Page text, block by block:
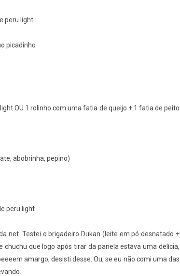
peru light
picadinho
OU 1 rolinho com uma fatia de queijo + 1 fatia de peito
abobrinha, pepino)
peru light
net. Testei o brigadeiro Dukan (leite em pó desnatado +
que logo após tirar da panela estava uma delícia,
amargo, desisti desse. Ou, se eu não comi uma das